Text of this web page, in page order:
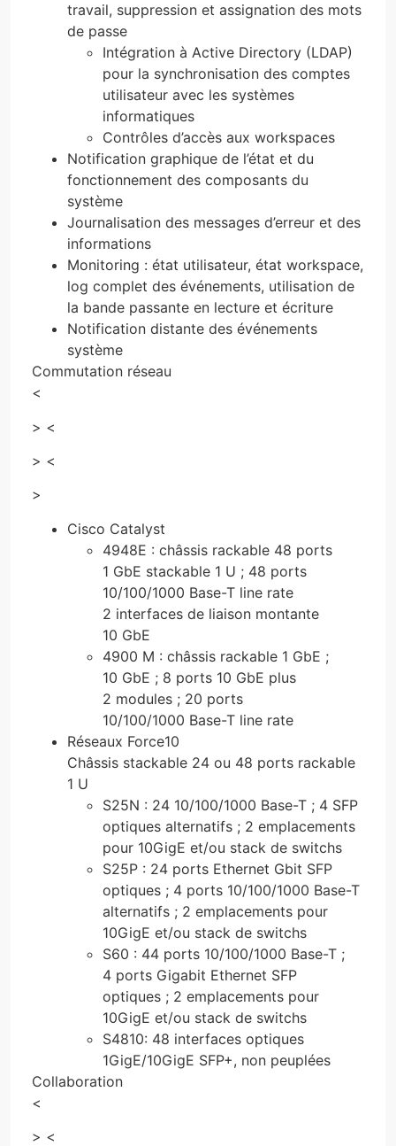
travail, suppression et assignation des mots
de passe
Intégration à Active Directory (LDAP)
pour la synchronisation des comptes
utilisateur avec les systèmes
informatiques
Contrôles d’accès aux workspaces
Notification graphique de l’état et du
fonctionnement des composants du
système
Journalisation des messages d’erreur et des
informations
Monitoring : état utilisateur, état workspace,
log complet des événements, utilisation de
la bande passante en lecture et écriture
Notification distante des événements
système
Commutation réseau
<
> <
> <
>
Cisco Catalyst
4948E : châssis rackable 48 ports
1 GbE stackable 1 U ; 48 ports
10/100/1000 Base-T line rate
2 interfaces de liaison montante
10 GbE
4900 M : châssis rackable 1 GbE ;
10 GbE ; 8 ports 10 GbE plus
2 modules ; 20 ports
10/100/1000 Base-T line rate
Réseaux Force10
Châssis stackable 24 ou 48 ports rackable
1 U
S25N : 24 10/100/1000 Base-T ; 4 SFP
optiques alternatifs ; 2 emplacements
pour 10GigE et/ou stack de switchs
S25P : 24 ports Ethernet Gbit SFP
optiques ; 4 ports 10/100/1000 Base-T
alternatifs ; 2 emplacements pour
10GigE et/ou stack de switchs
S60 : 44 ports 10/100/1000 Base-T ;
4 ports Gigabit Ethernet SFP
optiques ; 2 emplacements pour
10GigE et/ou stack de switchs
S4810: 48 interfaces optiques
1GigE/10GigE SFP+, non peuplées
Collaboration
<
> <